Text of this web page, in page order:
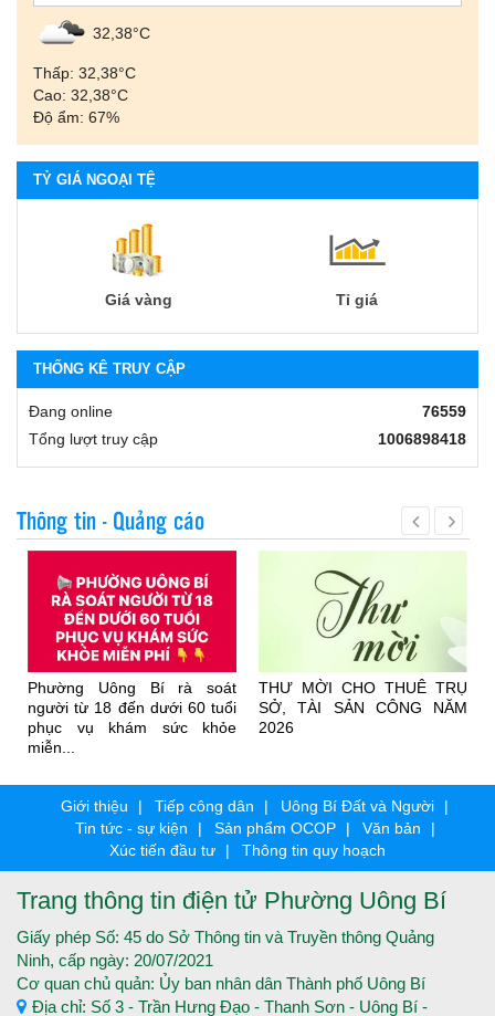
32,38°С
Thấp: 32,38°С
Cao: 32,38°С
Độ ẩm: 67%
TỶ GIÁ NGOẠI TỆ
Giá vàng Tỉ giá
THỐNG KÊ TRUY CẬP
Đang online
76559
Tổng lượt truy cập
1006898418
Thông tin - Quảng cáo
Phường Uông Bí rà soát
người từ 18 đến dưới 60 tuổi
phục vụ khám sức khỏe
miễn...
THƯ MỜI CHO THUÊ TRỤ
SỞ, TÀI SẢN CÔNG NĂM
2026
Giới thiệu Tiếp công dân
Uông Bí Đất và Người
Tin tức - sự kiện
Sản phẩm OCOP
Văn bản
Xúc tiến đầu tư
Thông tin quy hoạch
Trang thông tin điện tử Phường Uông Bí
Giấy phép Số: 45 do Sở Thông tin và Truyền thông Quảng
Ninh, cấp ngày: 20/07/2021
Cơ quan chủ quản: Ủy ban nhân dân Thành phố Uông Bí
Địa chỉ: Số 3 - Trần Hưng Đạo - Thanh Sơn - Uông Bí -